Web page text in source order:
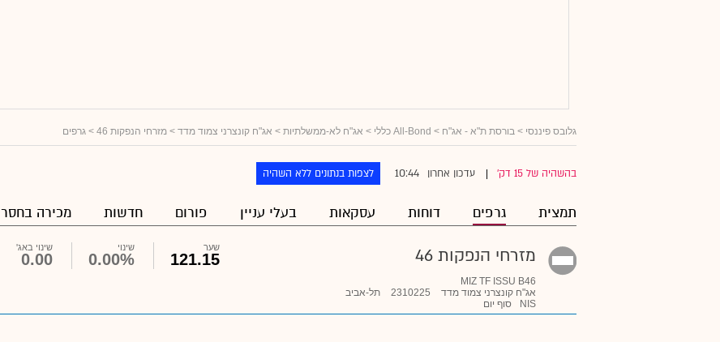
גלובס פיננסי > בורסת ת"א - אג"ח > All-Bond כללי > אג"ח לא-ממשלתיות > אג"ח קונצרני צמוד מדד > מזרחי הנפקות 46 > גרפים
בהשהיה של 15 דק' עדכון אחרון 10:44 לצפות בנתונים ללא השהיה
תמצית גרפים דוחות עסקאות בעלי עניין פורום חדשות מכירה בחסר
מזרחי הנפקות 46
MIZ TF ISSU B46
אג"ח קונצרני צמוד מדד
2310225
תל-אביב
NIS
סוף יום
שער
121.15
שינוי
0.00%
שינוי באג'
0.00